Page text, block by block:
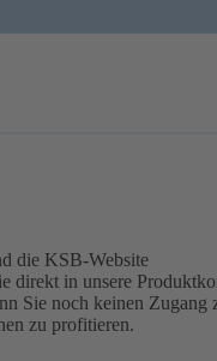
die KSB-Website
in unsere
Sie noch keinen
zu profitieren.